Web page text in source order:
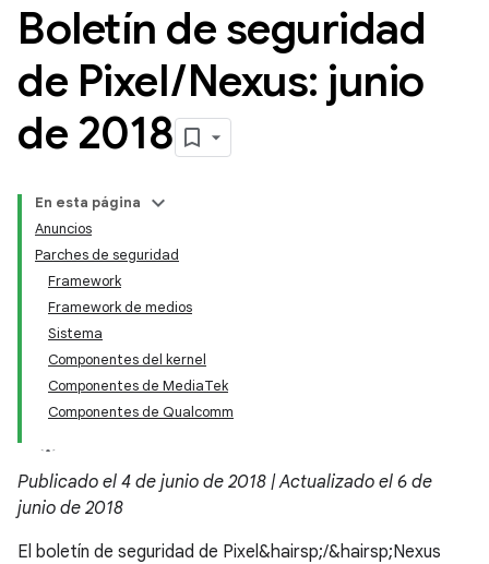
Boletín de seguridad
de Pixel/Nexus: junio
de 2018
En esta página
Anuncios
Parches de seguridad
Framework
Framework de medios
Sistema
Componentes del kernel
Componentes de MediaTek
Componentes de Qualcomm
Publicado el 4 de junio de 2018 | Actualizado el 6 de
junio de 2018
El boletín de seguridad de Pixel&hairsp;/&hairsp;Nexus